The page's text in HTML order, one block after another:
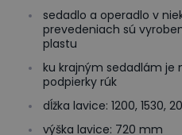
sedadlo a operadlo v
prevedeniach sú
plastu
ku krajným sedadlám je
podpierky rúk
dĺžka lavice: 1200, 1530,
výška lavice: 720 mm